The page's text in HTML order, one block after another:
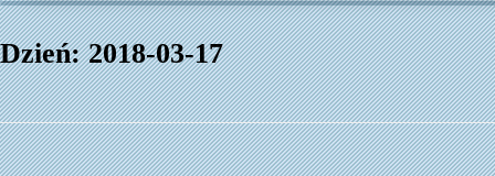
Dzień:2018-03-17